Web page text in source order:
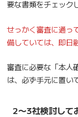
要な書類をチェック
せっかく審査に通っ
備していては、即日
審査に必要な「本人
は、必ず手元に置い
2〜3社検討して